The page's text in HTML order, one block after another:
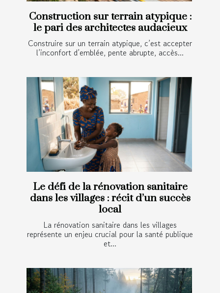
Construction sur terrain atypique :
le pari des architectes audacieux
Construire sur un terrain atypique, c’est accepter
l’inconfort d’emblée, pente abrupte, accès...
Le défi de la rénovation sanitaire
dans les villages : récit d’un succès
local
La rénovation sanitaire dans les villages
représente un enjeu crucial pour la santé publique
et...